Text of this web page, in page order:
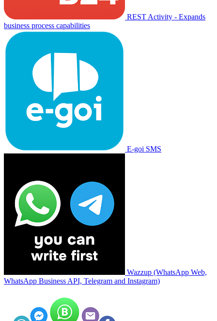
REST Activity - Expands
business process capabilities
E-goi SMS
Wazzup (WhatsApp Web,
WhatsApp Business API, Telegram and Instagram)